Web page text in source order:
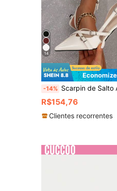
14
-14% Scarpin de Salto Alto em Couro PU Estilo Europeu com Bico Fino para Mulheres, Decoração com Fivela Dupla de Cinto e Rebites, Salto
R$154,76
Clientes recorrentes